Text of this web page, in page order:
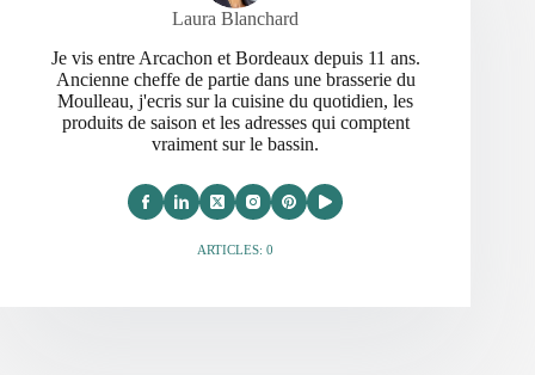
Laura Blanchard
Je vis entre Arcachon et Bordeaux depuis 11 ans.
Ancienne cheffe de partie dans une brasserie du
Moulleau, j'ecris sur la cuisine du quotidien, les
produits de saison et les adresses qui comptent
vraiment sur le bassin.
ARTICLES: 0